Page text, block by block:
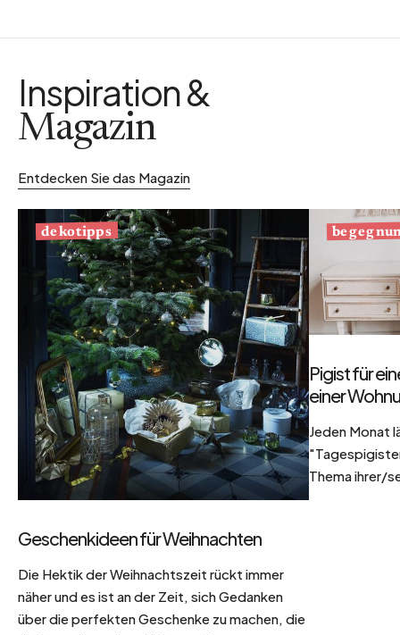
Inspiration &
Magazin
Entdecken Sie das Magazin
dekotipps
Geschenkideen für Weihnachten
Die Hektik der Weihnachtszeit rückt immer
näher und es ist an der Zeit, sich Gedanken
über die perfekten Geschenke zu machen, die
Pigist für
einer
Jeden Monat
Thema ihrer/